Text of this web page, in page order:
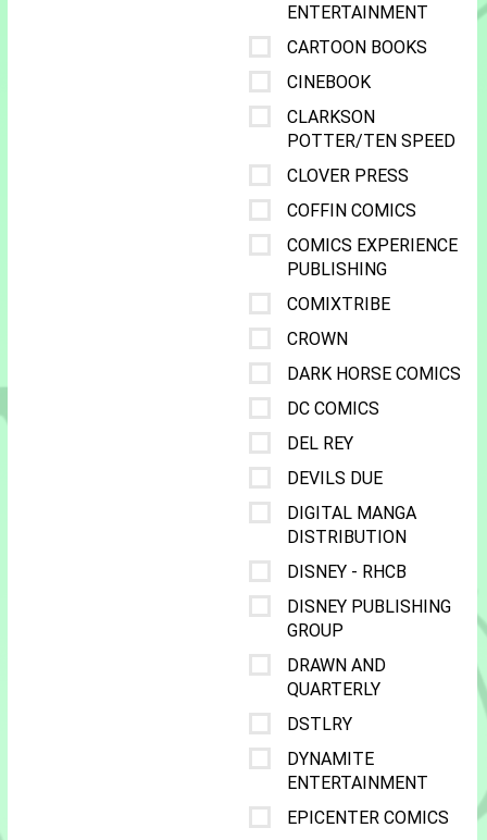
ENTERTAINMENT
CARTOON BOOKS
CINEBOOK
CLARKSON
POTTER/TEN SPEED
CLOVER PRESS
COFFIN COMICS
COMICS EXPERIENCE
PUBLISHING
COMIXTRIBE
CROWN
DARK HORSE COMICS
DC COMICS
DEL REY
DEVILS DUE
DIGITAL MANGA
DISTRIBUTION
DISNEY - RHCB
DISNEY PUBLISHING
GROUP
DRAWN AND
QUARTERLY
DSTLRY
DYNAMITE
ENTERTAINMENT
EPICENTER COMICS